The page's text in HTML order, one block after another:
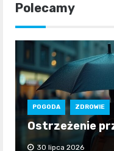
Polecamy
POGODA ZDROWIE
Ostrzeżenie
30 lipca 2026